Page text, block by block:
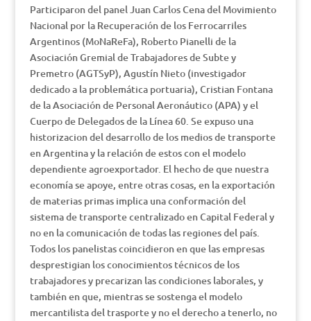
Participaron del panel Juan Carlos Cena del Movimiento
Nacional por la Recuperación de los Ferrocarriles
Argentinos (MoNaReFa), Roberto Pianelli de la
Asociación Gremial de Trabajadores de Subte y
Premetro (AGTSyP), Agustín Nieto (investigador
dedicado a la problemática portuaria), Cristian Fontana
de la Asociación de Personal Aeronáutico (APA) y el
Cuerpo de Delegados de la Línea 60. Se expuso una
historizacion del desarrollo de los medios de transporte
en Argentina y la relación de estos con el modelo
dependiente agroexportador. El hecho de que nuestra
economía se apoye, entre otras cosas, en la exportación
de materias primas implica una conformación del
sistema de transporte centralizado en Capital Federal y
no en la comunicación de todas las regiones del país.
Todos los panelistas coincidieron en que las empresas
desprestigian los conocimientos técnicos de los
trabajadores y precarizan las condiciones laborales, y
también en que, mientras se sostenga el modelo
mercantilista del trasporte y no el derecho a tenerlo, no